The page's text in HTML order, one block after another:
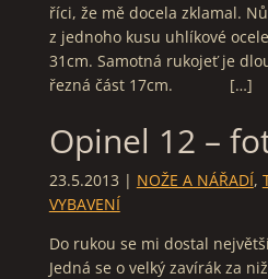
říci, že mě docela zklamal.
z jednoho kusu uhlíkové
31cm. Samotná rukojeť je
řezná část 17cm. […]
Opinel 12 –
23.5.2013 | NOŽE A NÁŘADÍ,
VYBAVENÍ
Do rukou se mi dostal
Jedná se o velký zavírák za